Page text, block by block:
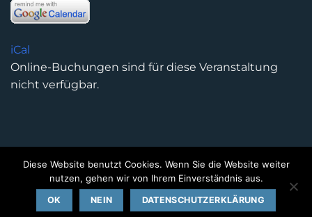
iCal
Online-Buchungen sind für diese Veranstaltung
nicht verfügbar.
DATENSCHUTZERKLÄRUNG IMPRESSUM KONTAKT
Copyright 2026 ©Kirchengemeinde Deilinghofen- Design
kleinzweidrei Kommunikationsdesign
Diese Website benutzt Cookies. Wenn Sie die Website weiter
nutzen, gehen wir von Ihrem Einverständnis aus.
OK NEIN DATENSCHUTZERKLÄRUNG